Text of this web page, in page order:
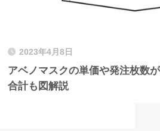
2023年4月8日
アベノマスクの単価や発注枚数
合計も図解説